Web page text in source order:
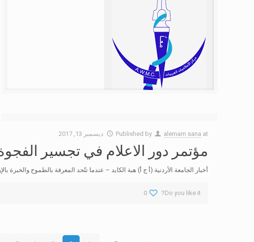
Published by alemam sana at ديسمبر 13, 2017
مؤتمر دور الاعلام في تجسير الفجوة
أخبار الجامعة الأردنية (أ ج أ) هبة الكايد – عندما تتّحد المعرفة بالطموح
Do you like it?
0